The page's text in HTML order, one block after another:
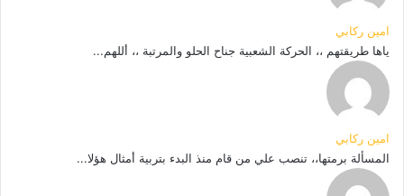
امين ركابي
ياها طريقتهم ،، الحركة الشعبية جناح الحلو والمرتبة ،، أللهم...
امين ركابي
المسألة برمتها،، تنصب علي من قام منذ البدء بتربية أمثال هؤلا...